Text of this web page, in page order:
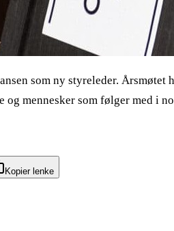
som ny styreleder.
mennesker som følger med i
Kopier lenke